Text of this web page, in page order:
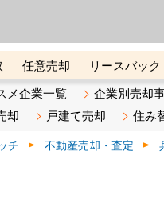
任意売却 リースバック
産カンパニー オンライ
メ企業一覧 企業別売却
却 戸建て売却 住み
チ 不動産売却・査定